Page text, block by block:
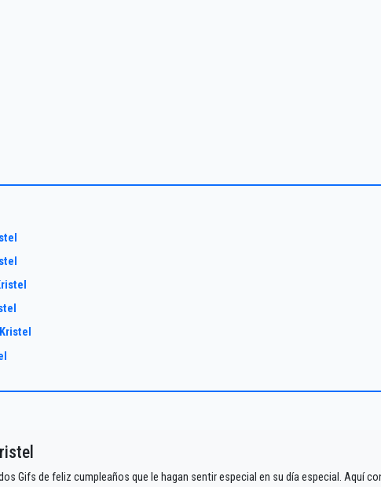
Gifs de feliz cumpleaños que le hagan sentir especial en su día especial. Aquí